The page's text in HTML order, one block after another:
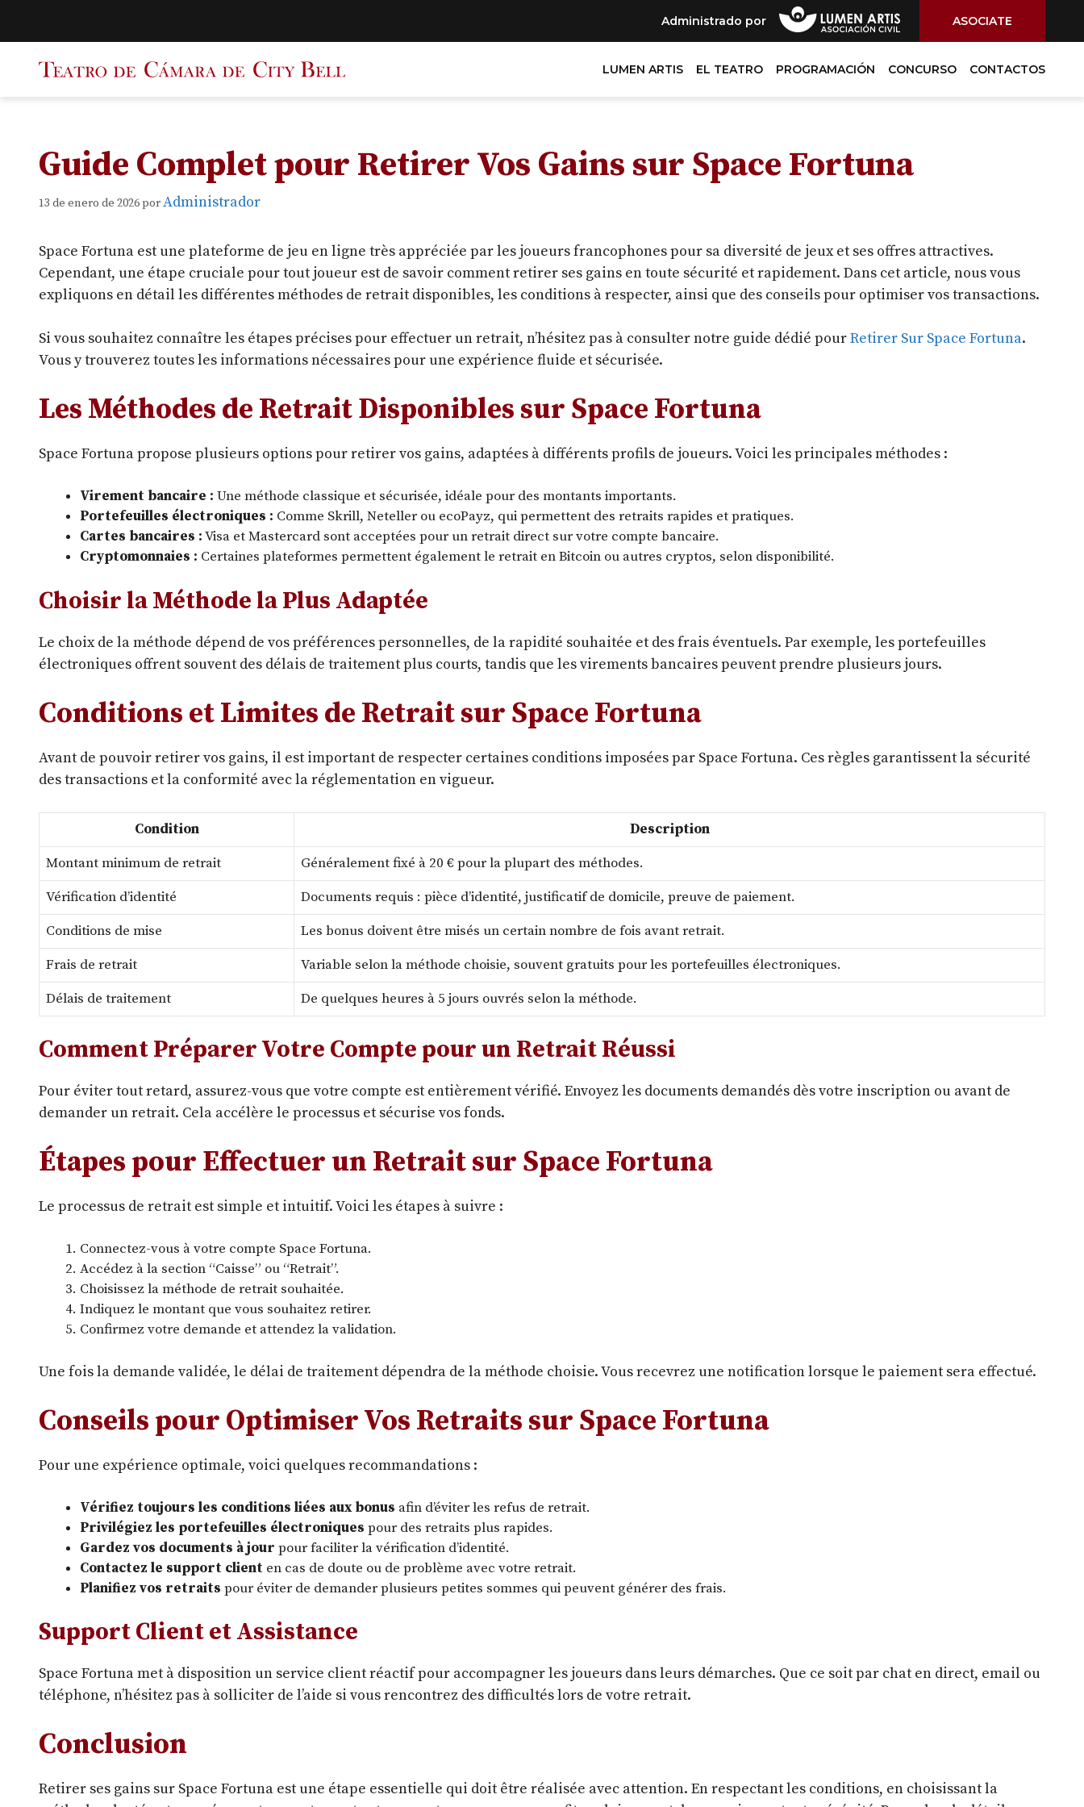
Administrado por ASOCIATE
contenido
LUMEN ARTIS EL TEATRO PROGRAMACIÓN CONCURSO CONTACTOS
Guide Complet pour Retirer Vos Gains sur Space Fortuna
13 de enero de 2026porAdministrador
Space Fortuna est une plateforme de jeu en ligne très appréciée par les joueurs francophones pour sa diversité de jeux et ses offres attractives.
Cependant, une étape cruciale pour tout joueur est de savoir comment retirer ses gains en toute sécurité et rapidement. Dans cet article, nous vous
expliquons en détail les différentes méthodes de retrait disponibles, les conditions à respecter, ainsi que des conseils pour optimiser vos transactions.
Si vous souhaitez connaître les étapes précises pour effectuer un retrait, n’hésitez pas à consulter notre guide dédié pourRetirer Sur Space Fortuna.
Vous y trouverez toutes les informations nécessaires pour une expérience fluide et sécurisée.
Les Méthodes de Retrait Disponibles sur Space Fortuna
Space Fortuna propose plusieurs options pour retirer vos gains, adaptées à différents profils de joueurs. Voici les principales méthodes :
Virement bancaire : Une méthode classique et sécurisée, idéale pour des montants importants.
Portefeuilles électroniques : Comme Skrill, Neteller ou ecoPayz, qui permettent des retraits rapides et pratiques.
Cartes bancaires :Visa et Mastercard sont acceptées pour un retrait direct sur votre compte bancaire.
Cryptomonnaies : Certaines plateformes permettent également le retrait en Bitcoin ou autres cryptos, selon disponibilité.
Choisir la Méthode la Plus Adaptée
Le choix de la méthode dépend de vos préférences personnelles, de la rapidité souhaitée et des frais éventuels. Par exemple, les portefeuilles
électroniques offrent souvent des délais de traitement plus courts, tandis que les virements bancaires peuvent prendre plusieurs jours.
Conditions et Limites de Retrait sur Space Fortuna
Avant de pouvoir retirer vos gains, il est important de respecter certaines conditions imposées par Space Fortuna. Ces règles garantissent la sécurité
des transactions et la conformité avec la réglementation en vigueur.
Condition
Description
Montant minimum de retrait
Généralement fixé à 20 € pour la plupart des méthodes.
Vérification d’identité
Documents requis : pièce d’identité, justificatif de domicile, preuve de paiement.
Conditions de mise
Les bonus doivent être misés un certain nombre de fois avant retrait.
Frais de retrait
Variable selon la méthode choisie, souvent gratuits pour les portefeuilles électroniques.
Délais de traitement
De quelques heures à 5 jours ouvrés selon la méthode.
Comment Préparer Votre Compte pour un Retrait Réussi
Pour éviter tout retard, assurez-vous que votre compte est entièrement vérifié. Envoyez les documents demandés dès votre inscription ou avant de
demander un retrait. Cela accélère le processus et sécurise vos fonds.
Étapes pour Effectuer un Retrait sur Space Fortuna
Le processus de retrait est simple et intuitif. Voici les étapes à suivre :
Connectez-vous à votre compte Space Fortuna.
Accédez à la section “Caisse” ou “Retrait”.
Choisissez la méthode de retrait souhaitée.
Indiquez le montant que vous souhaitez retirer.
Confirmez votre demande et attendez la validation.
Une fois la demande validée, le délai de traitement dépendra de la méthode choisie. Vous recevrez une notification lorsque le paiement sera effectué.
Conseils pour Optimiser Vos Retraits sur Space Fortuna
Pour une expérience optimale, voici quelques recommandations :
Vérifiez toujours les conditions liées aux bonus afin d’éviter les refus de retrait.
Privilégiez les portefeuilles électroniques pour des retraits plus rapides.
Gardez vos documents à jour pour faciliter la vérification d’identité.
Contactez le support client en cas de doute ou de problème avec votre retrait.
Planifiez vos retraits pour éviter de demander plusieurs petites sommes qui peuvent générer des frais.
Support Client et Assistance
Space Fortuna met à disposition un service client réactif pour accompagner les joueurs dans leurs démarches. Que ce soit par chat en direct, email ou
téléphone, n’hésitez pas à solliciter de l’aide si vous rencontrez des difficultés lors de votre retrait.
Conclusion
Retirer ses gains sur Space Fortuna est une étape essentielle qui doit être réalisée avec attention. En respectant les conditions, en choisissant la